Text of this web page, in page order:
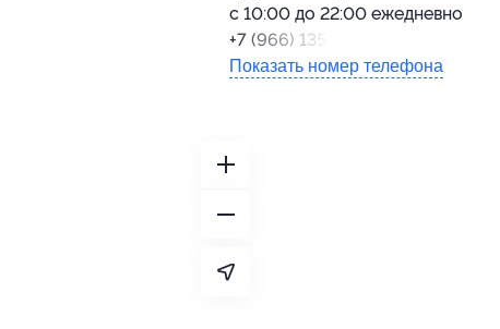
с 10:00 до 22:00 ежедневно
+7 (966) 135-27-99
Показать номер телефона